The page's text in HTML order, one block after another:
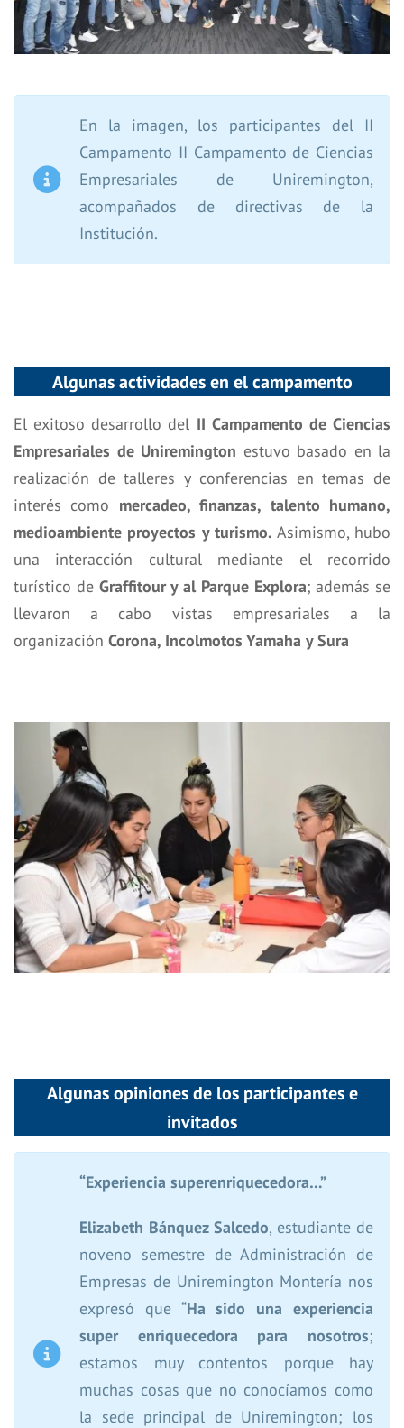
En la imagen, los participantes del II
Campamento II Campamento de Ciencias
Empresariales de Uniremington,
acompañados de directivas de la
Institución.
Algunas actividades en el campamento
El exitoso desarrollo del II Campamento de Ciencias
Empresariales de Uniremington estuvo basado en la
realización de talleres y conferencias en temas de
interés como mercadeo, finanzas, talento humano,
medioambiente proyectos y turismo. Asimismo, hubo
una interacción cultural mediante el recorrido
turístico de Graffitour y al Parque Explora; además se
llevaron a cabo vistas empresariales a la
organización Corona, Incolmotos Yamaha y Sura
Algunas opiniones de los participantes e
invitados
“Experiencia superenriquecedora…”
Elizabeth Bánquez Salcedo, estudiante de
noveno semestre de Administración de
Empresas de Uniremington Montería nos
expresó que “Ha sido una experiencia
super enriquecedora para nosotros;
estamos muy contentos porque hay
muchas cosas que no conocíamos como
la sede principal de Uniremington; los